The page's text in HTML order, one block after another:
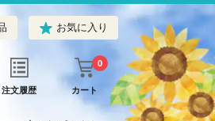
お気に入り
注文履歴 カート
0